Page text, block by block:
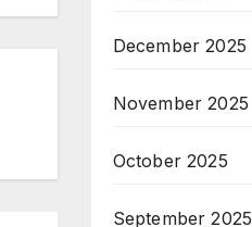
December 2025
November 2025
October 2025
September 2025